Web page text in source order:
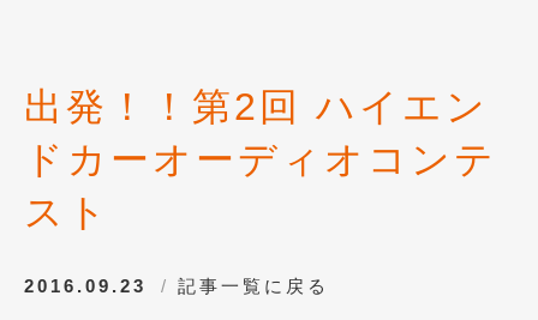
出発！！第2回 ハイエン
ドカーオーディオコンテ
スト
2016.09.23 記事一覧に戻る